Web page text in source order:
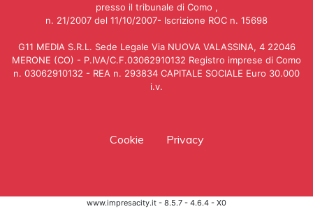
presso il tribunale di Como ,
n. 21/2007 del 11/10/2007- Iscrizione ROC n. 15698
G11 MEDIA S.R.L. Sede Legale Via NUOVA VALASSINA, 4 22046
MERONE (CO) - P.IVA/C.F.03062910132 Registro imprese di Como
n. 03062910132 - REA n. 293834 CAPITALE SOCIALE Euro 30.000
i.v.
Cookie Privacy
www.impresacity.it - 8.5.7 - 4.6.4 - X0